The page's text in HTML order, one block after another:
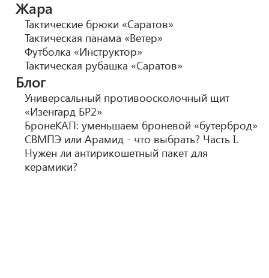
Жара
Тактические брюки «Саратов»
Тактическая панама «Ветер»
Футболка «Инструктор»
Тактическая рубашка «Саратов»
Блог
Универсальный противоосколочный щит
«Изенгард БР2»
БронеКАП: уменьшаем броневой «бутерброд»
СВМПЭ или Арамид - что выбрать? Часть I.
Нужен ли антирикошетный пакет для
керамики?